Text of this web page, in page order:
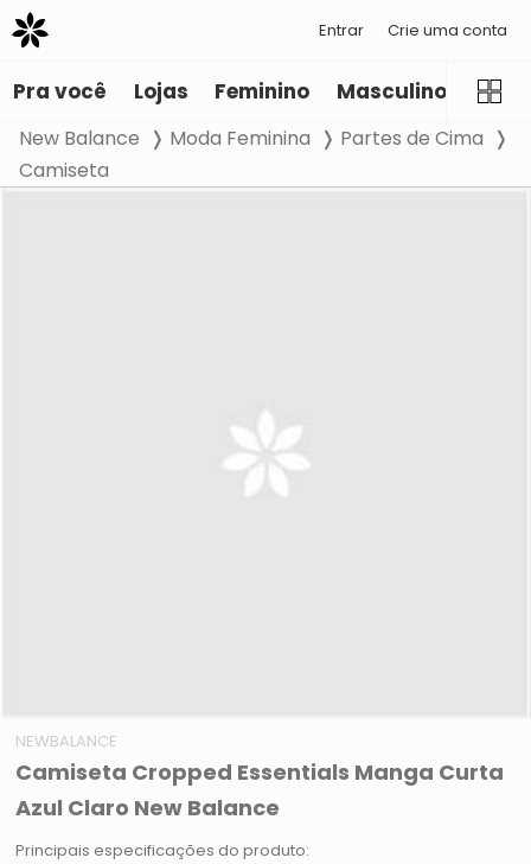
Entrar Crie uma conta
Pra você Lojas Feminino Masculino
New Balance Moda Feminina
Partes de Cima
Camiseta
NEWBALANCE
Camiseta Cropped Essentials Manga Curta
Azul Claro New Balance
Principais especificações do produto: